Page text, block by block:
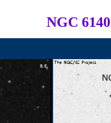
NGC 6140